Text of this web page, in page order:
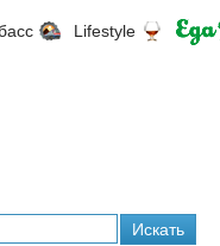
Lifestyle